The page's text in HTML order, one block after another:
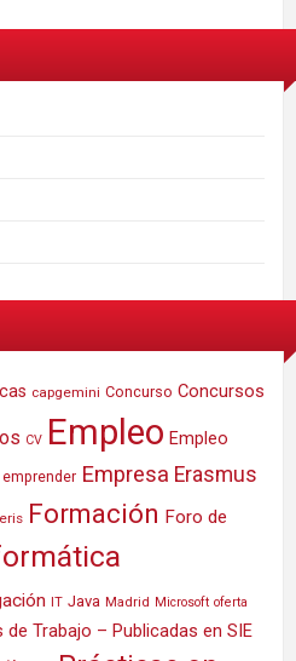
capgemini Concurso Concursos
CV Empleo Empleo
emprender Empresa Erasmus
Formación Foro de
IT Java Madrid Microsoft oferta
de Trabajo – Publicadas en SIE